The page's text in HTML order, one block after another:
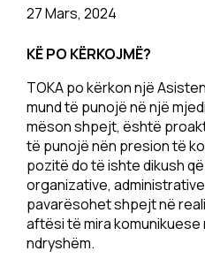
27 Mars, 2024
KË PO KËRKOJMË?
TOKA po kërkon një
mund të punojë në një
mëson shpejt, është
të punojë nën presion të
pozitë do të ishte dikush
organizative,
pavarësohet shpejt në
aftësi të mira komunikuese
ndryshëm.